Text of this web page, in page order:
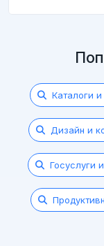
Каталоги
Дизайн и
Госуслуги